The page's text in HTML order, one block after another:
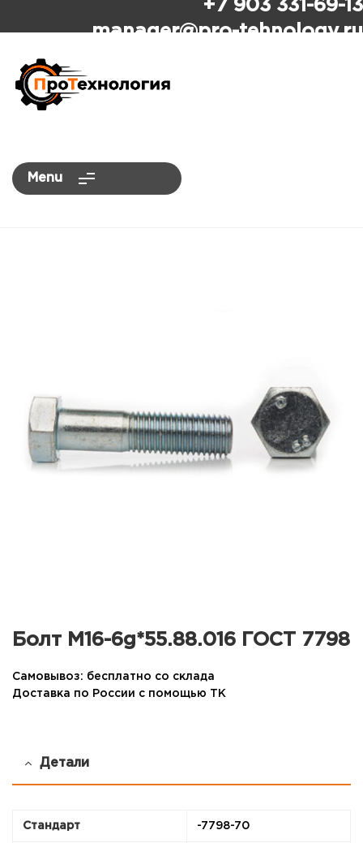
+7 903 331-69-13
manager@pro-tehnology.ru
Menu
Болт М16-6g*55.88.016 ГОСТ 7798
Самовывоз: бесплатно со склада
Доставка по России с помощью ТК
Детали
Стандарт -7798-70